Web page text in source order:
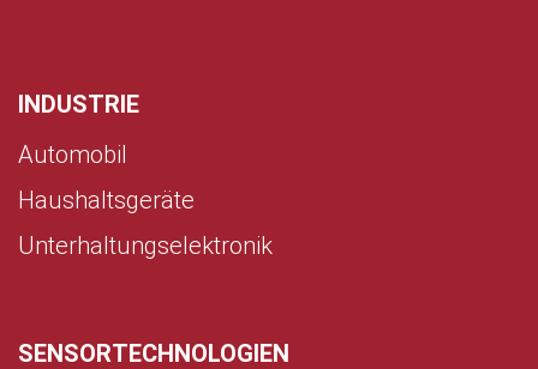
INDUSTRIE
Automobil
Haushaltsgeräte
Unterhaltungselektronik
SENSORTECHNOLOGIEN